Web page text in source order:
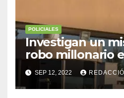
POLICIALES
Investigan un
robo millonario
top de Maipú
SEP 12, 2022